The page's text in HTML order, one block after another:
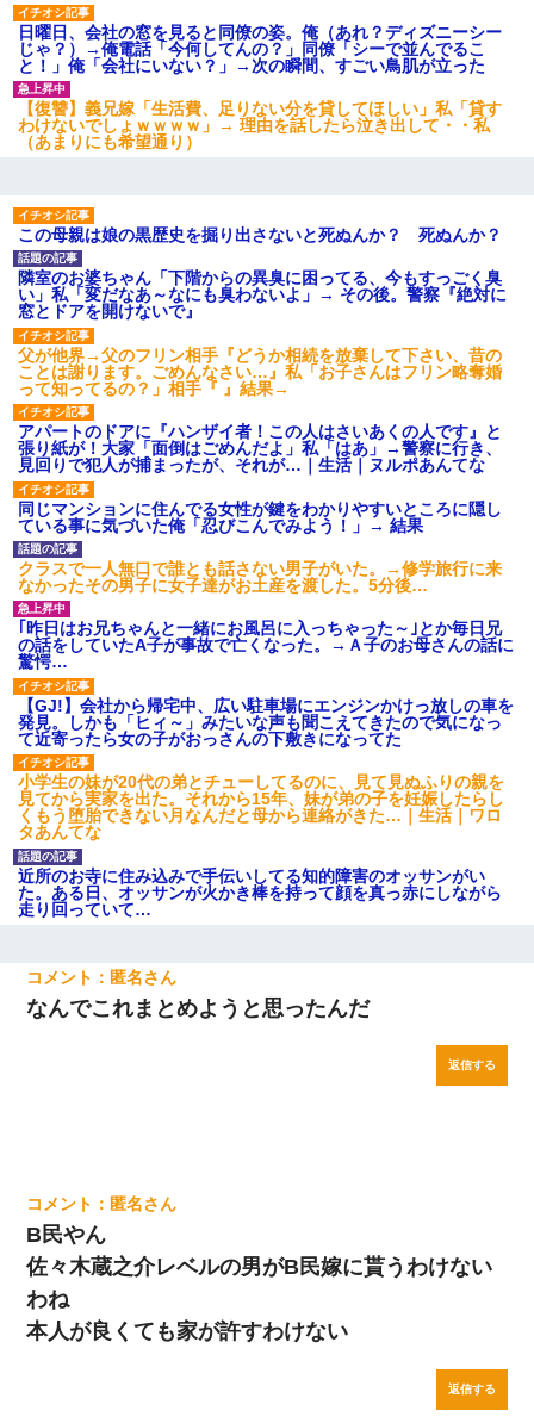
日曜日、会社の窓を見ると同僚の姿。俺（あれ？ディズニーシー
じゃ？）→俺電話「今何してんの？」同僚「シーで並んでるこ
と！」俺「会社にいない？」→次の瞬間、すごい鳥肌が立った
【復讐】義兄嫁「生活費、足りない分を貸してほしい」私「貸す
わけないでしょｗｗｗｗ」→ 理由を話したら泣き出して・・私
（あまりにも希望通り）
この母親は娘の黒歴史を掘り出さないと死ぬんか？ 死ぬんか？
隣室のお婆ちゃん「下階からの異臭に困ってる、今もすっごく臭
い」私「変だなあ～なにも臭わないよ」→ その後。警察『絶対に
窓とドアを開けないで』
父が他界→父のフリン相手『どうか相続を放棄して下さい、昔の
ことは謝ります。ごめんなさい…』私「お子さんはフリン略奪婚
って知ってるの？」相手『 』結果→
アパートのドアに『ハンザイ者！この人はさいあくの人です』と
張り紙が！大家「面倒はごめんだよ」私「はあ」→警察に行き、
見回りで犯人が捕まったが、それが…｜生活｜ヌルポあんてな
同じマンションに住んでる女性が鍵をわかりやすいところに隠し
ている事に気づいた俺「忍びこんでみよう！」→ 結果
クラスで一人無口で誰とも話さない男子がいた。→修学旅行に来
なかったその男子に女子達がお土産を渡した。5分後…
｢昨日はお兄ちゃんと一緒にお風呂に入っちゃった～｣とか毎日兄
の話をしていたA子が事故で亡くなった。→Ａ子のお母さんの話に
驚愕…
【GJ!】会社から帰宅中、広い駐車場にエンジンかけっ放しの車を
発見。しかも「ヒィ～」みたいな声も聞こえてきたので気になっ
て近寄ったら女の子がおっさんの下敷きになってた
小学生の妹が20代の弟とチューしてるのに、見て見ぬふりの親を
見てから実家を出た。それから15年、妹が弟の子を妊娠したらし
くもう堕胎できない月なんだと母から連絡がきた…｜生活｜ワロ
タあんてな
近所のお寺に住み込みで手伝いしてる知的障害のオッサンがい
た。ある日、オッサンが火かき棒を持って顔を真っ赤にしながら
走り回っていて…
匿名
なんでこれまとめようと思ったんだ
返信する
匿名
B民やん
佐々木蔵之介レベルの男がB民嫁に貰うわけない
わね
本人が良くても家が許すわけない
返信する